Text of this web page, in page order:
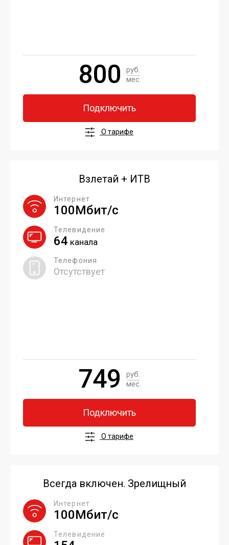
800
руб.
мес.
Подключить
О тарифе
Взлетай + ИТВ
100Мбит/с
Интернет
64 канала
Телевидение
Отсутствует
Телефония
749
руб.
мес.
Подключить
О тарифе
Всегда включен. Зрелищный
100Мбит/с
Интернет
Телевидение